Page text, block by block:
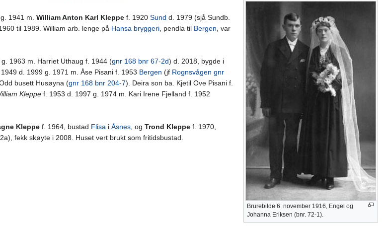
Brurebilde 6. november 1916, Engel og
Johanna Eriksen (bnr. 72-1).
1941 m. William Anton Karl Kleppe f. 1920 Sund d. 1979 (sjå Sundb.
til 1989. William arb. lenge på Hansa bryggeri , pendla til Bergen , var
1963 m. Harriet Uthaug f. 1944 (gnr 168 bnr 67-2d) d. 2018, bygde i
d. 1999 g. 1971 m. Åse Pisani f. 1953 Bergen (jf Rognsvågen gnr
busett Husøyna (gnr 168 bnr 204-7). Deira son ba. Kjetil Ove Pisani f.
Kleppe f. 1953 d. 1997 g. 1974 m. Kari Irene Fjelland f. 1952
Kleppe f. 1964, bustad Flisa i Åsnes , og Trond Kleppe f. 1970,
fekk skøyte i 2008. Huset vert brukt som fritidsbustad.